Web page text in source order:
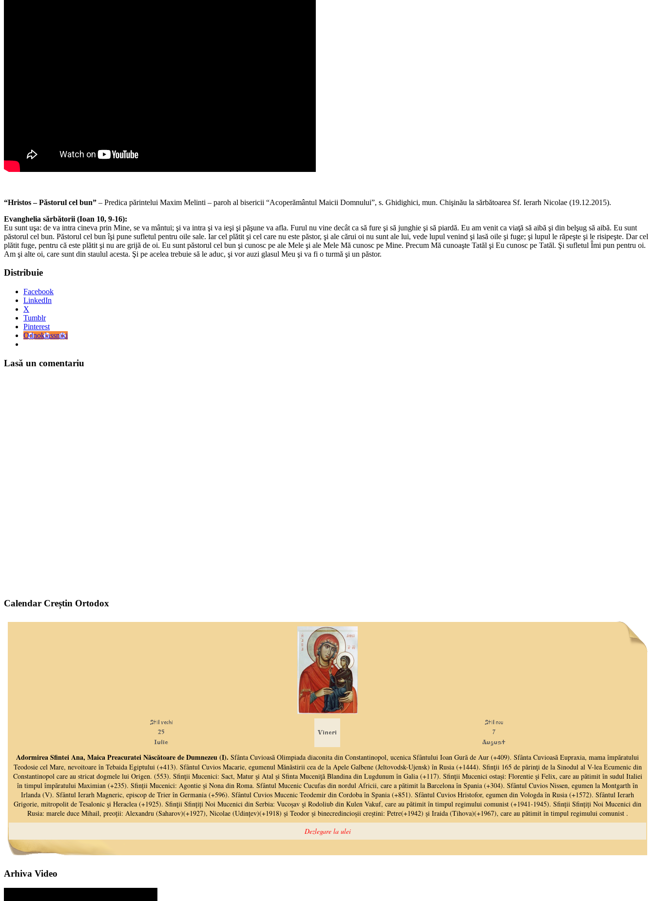
“Hristos – Păstorul cel bun” – Predica părintelui Maxim Melinti – paroh al bisericii “Acoperământul Maicii Domnului”, s. Ghidighici, mun. Chişinău la sărbătoarea Sf. Ierarh Nicolae (19.12.2015).
Evanghelia sărbătorii (Ioan 10, 9-16):
Eu sunt uşa: de va intra cineva prin Mine, se va mântui; şi va intra şi va ieşi şi păşune va afla. Furul nu vine decât ca să fure şi să junghie şi să piardă. Eu am venit ca viaţă să aibă şi din belşug să aibă. Eu sunt
păstorul cel bun. Păstorul cel bun îşi pune sufletul pentru oile sale. Iar cel plătit şi cel care nu este păstor, şi ale cărui oi nu sunt ale lui, vede lupul venind şi lasă oile şi fuge; şi lupul le răpeşte şi le risipeşte. Dar cel
plătit fuge, pentru că este plătit şi nu are grijă de oi. Eu sunt păstorul cel bun şi cunosc pe ale Mele şi ale Mele Mă cunosc pe Mine. Precum Mă cunoaşte Tatăl şi Eu cunosc pe Tatăl. Şi sufletul Îmi pun pentru oi.
Am şi alte oi, care sunt din staulul acesta. Şi pe acelea trebuie să le aduc, şi vor auzi glasul Meu şi va fi o turmă şi un păstor.
Distribuie
Facebook
LinkedIn
X
Tumblr
Pinterest
Odnoklassniki
Lasă un comentariu
Calendar Creștin Ortodox
Arhiva Video